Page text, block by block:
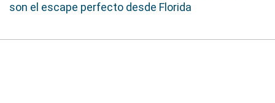
son el escape perfecto desde Florida